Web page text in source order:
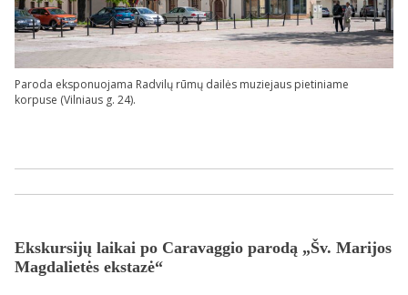
Paroda eksponuojama Radvilų rūmų dailės muziejaus pietiniame
korpuse (Vilniaus g. 24).
Ekskursijų laikai po Caravaggio parodą „Šv. Marijos
Magdalietės ekstazė“